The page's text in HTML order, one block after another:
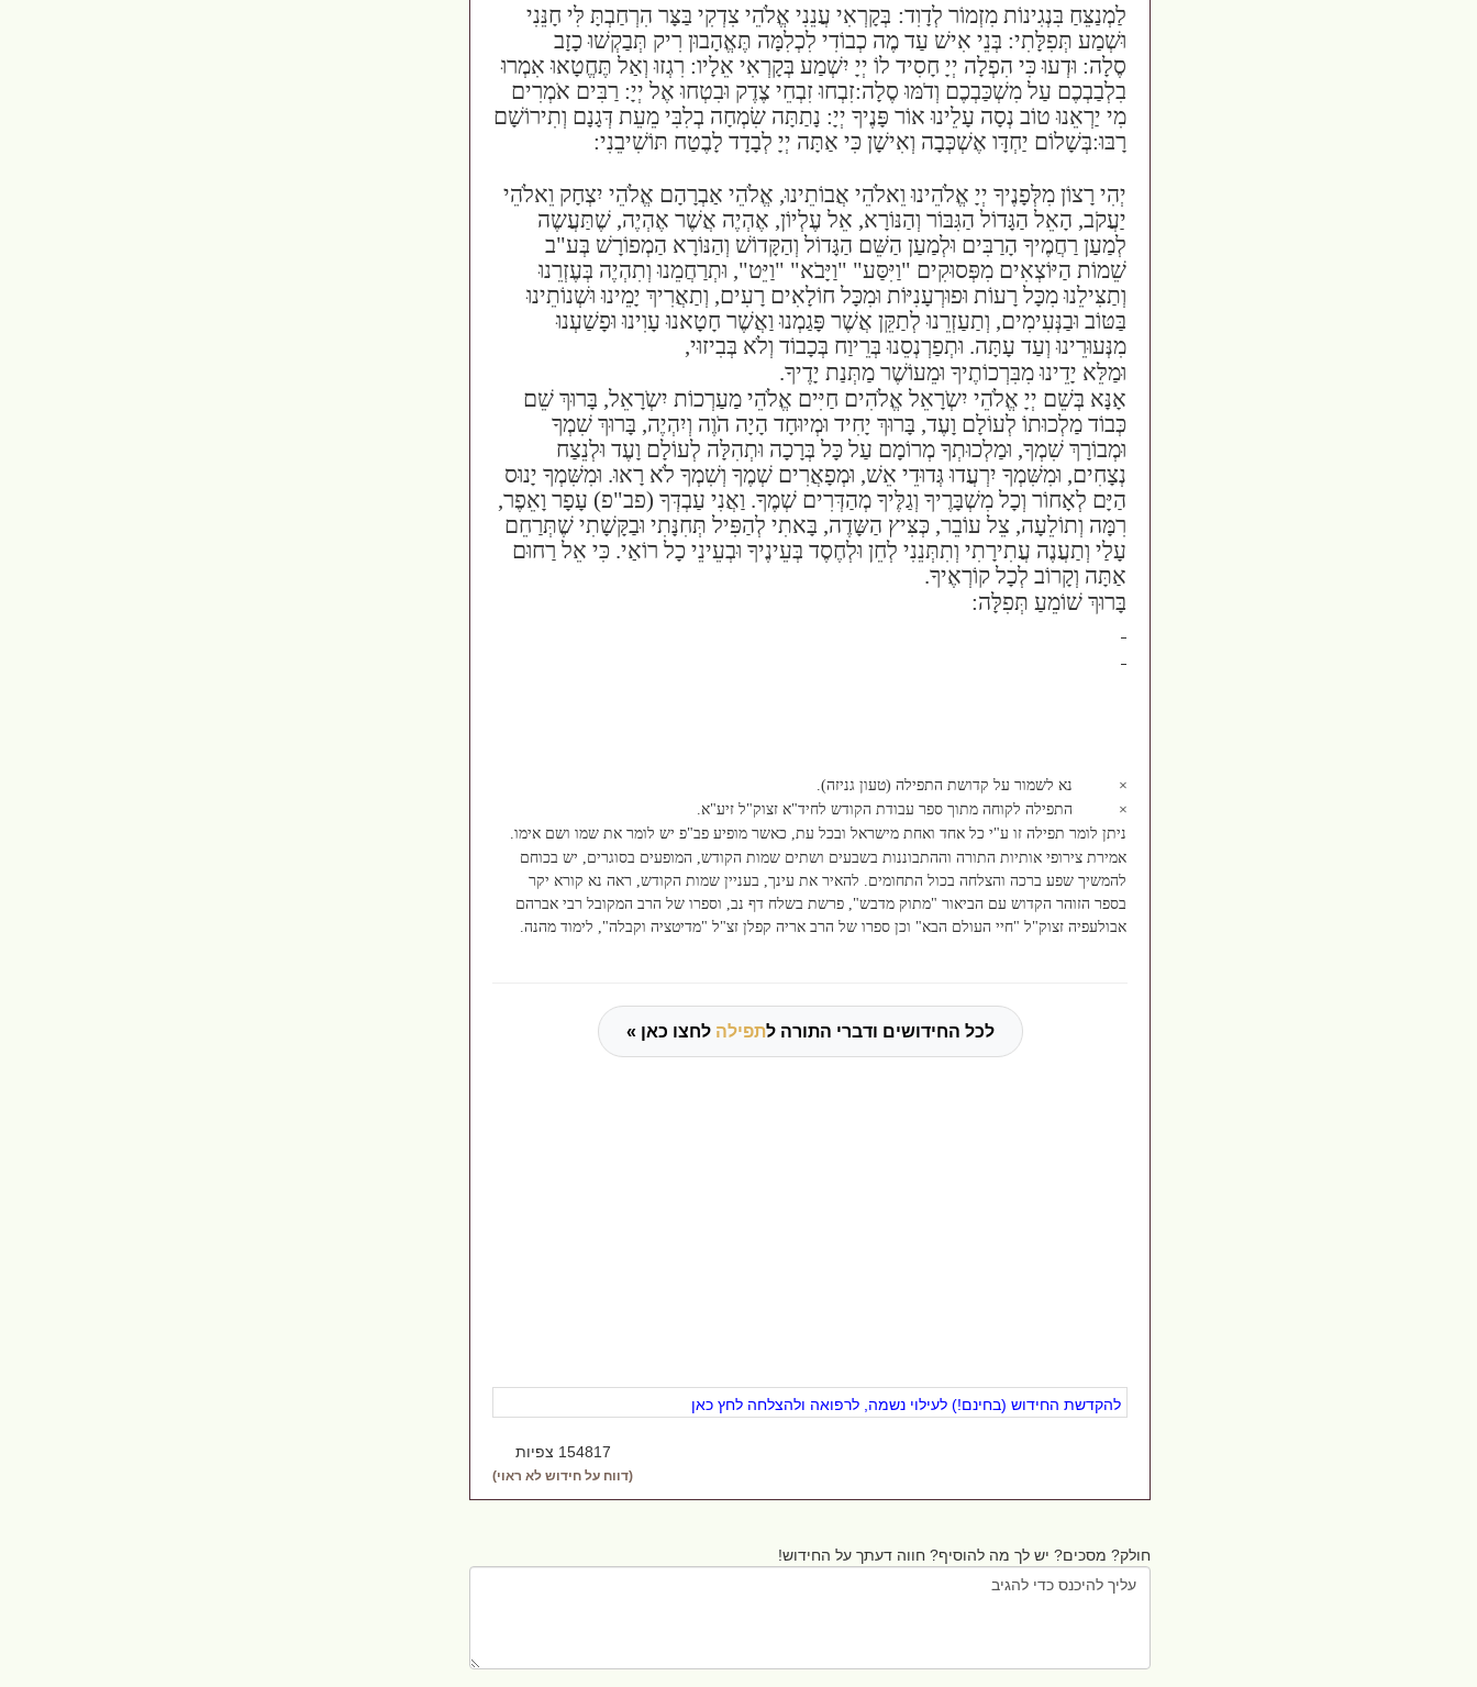
לַמְנַצֵּחַ בִּנְגִינוֹת מִזְמוֹר לְדָוִד: בְּקָרְאִי עֲנֵנִי אֱלֹהֵי צִדְקִי בַּצָּר הִרְחַבְתָּ לִּי חָנֵּנִי
וּשְׁמַע תְּפִלָּתִי: בְּנֵי אִישׁ עַד מֶה כְבוֹדִי לִכְלִמָּה תֶּאֱהָבוּן רִיק תְּבַקְשׁוּ כָזָב
סֶלָה: וּדְעוּ כִּי הִפְלָה יְיָ חָסִיד לוֹ יְיָ יִשְׁמַע בְּקָרְאִי אֵלָיו: רִגְזוּ וְאַל תֶּחֱטָאוּ אִמְרוּ
בִלְבַבְכֶם עַל מִשְׁכַּבְכֶם וְדֹמּוּ סֶלָה:זִבְחוּ זִבְחֵי צֶדֶק וּבִטְחוּ אֶל יְיָ: רַבִּים אֹמְרִים
מִי יַרְאֵנוּ טוֹב נְסָה עָלֵינוּ אוֹר פָּנֶיךָ יְיָ: נָתַתָּה שִׂמְחָה בְלִבִּי מֵעֵת דְּגָנָם וְתִירוֹשָׁם
רָבּוּ:בְּשָׁלוֹם יַחְדָּו אֶשְׁכְּבָה וְאִישָׁן כִּי אַתָּה יְיָ לְבָדָד לָבֶטַח תּוֹשִׁיבֵנִי:
יְהִי רָצוֹן מִלְּפָנֶיךָ יְיָ אֱלֹהֵינוּ וֵאלֹהֵי אֲבוֹתֵינוּ, אֱלֹהֵי אַבְרָהָם אֱלֹהֵי יִצְחָק וֵאלֹהֵי
יַעֲקֹב, הָאֵל הַגָּדוֹל הַגִּבּוֹר וְהַנּוֹרָא, אֵל עֶלְיוֹן, אֶהְיֶה אֲשֶׁר אֶהְיֶה, שֶׁתַּעֲשֶה
לְמַעַן רַחֲמֶיךָ הָרַבִּים וּלְמַעַן הַשֵּׁם הַגָּדוֹל וְהַקָּדוֹשׁ וְהַנּוֹרָא הַמְפוֹרָשׁ בְּע"ב
שֵׁמוֹת הַיּוֹצְאִים מִפְּסוּקִים "וַיִּסַּע" "וַיָּבֹא" "וַיֵּט", וּתְרַחֲמֵנוּ וְתִהְיֶה בְּעֶזְרֵנוּ
וְתַצִּילֵנוּ מִכָּל רָעוֹת וּפוּרְעָנִיּוֹת וּמִכָּל חוֹלָאִים רָעִים, וְתַאֲרִיךְ יָמֵינוּ וּשְׁנוֹתֵינוּ
בַּטּוֹב וּבַנְּעִימִים, וְתַעַזְרֵנוּ לְתַקֵּן אֲשֶׁר פָּגַמְנוּ וַאֲשֶׁר חָטָאנוּ עָוִינוּ וּפָשַׁעְנוּ
מִנְּעוּרֵינוּ וְעַד עָתָּה. וּתְפַרְנְסֵנוּ בְּרֵיוַח בְּכָבוֹד וְלֹא בְּבִיזוּי,
וּמַלֵּא יָדֵינוּ מִבִּרְכוֹתֶיךָ וּמֵעוֹשֶׁר מַתְּנַת יָדֶיךָ.
אָנָּא בְּשֵׁם יְיָ אֱלֹהֵי יִשְֹרָאֵל אֱלֹהִים חַיִּים אֱלֹהֵי מַעַרְכוֹת יִשְֹרָאֵל, בָּרוּךְ שֵׁם
כְּבוֹד מַלְכוּתוֹ לְעוֹלָם וָעֶד, בָּרוּךְ יָחִיד וּמְיוּחָד הָיָה הֹוֶה וְיִהְיֶה, בָּרוּךְ שִׁמְךָ
וּמְבוֹרָךְ שִׁמְךָ, וּמַלְכוּתְךָ מְרוֹמָם עַל כָּל בְּרָכָה וּתְהִלָּה לְעוֹלָם וָעֶד וּלְנֵצַח
נְצָחִים, וּמִשִּׁמְךָ יִרְעֲדוּ גְּדוּדֵי אֵשׁ, וּמְפָאֲרִים שְׁמֶךָ וְשִׁמְךָ לֹא רָאוּ. וּמִשִּׁמְךָ יָנוּס
הַיָּם לְאָחוֹר וְכָל מִשְׁבָּרֶיךָ וְגַלֶּיךָ מְהַדְּרִים שְׁמֶךָ. וַאֲנִי עַבְדְּךָ (פב"פ) עָפָר וָאֵפֶר,
רִמָּה וְתוֹלֵעָה, צֵל עוֹבֵר, כְּצִּיץ הַשָּדֶה, בָּאתִי לְהַפִּיל תְּחִנָּתִי וּבַקָּשָׁתִי שֶׁתְּרַחֵם
עָלַי וְתַעֲנֶה עֲתִירָתִי וְתִתְּנֵנִי לְחֵן וּלְחֶסֶד בְּעֵינֶיךָ וּבְעֵינֵי כָל רוֹאַי. כִּי אֵל רַחוּם
אַתָּה וְקָרוֹב לְכָל קוֹרְאֶיךָ.
בָּרוּךְ שׁוֹמֵעַ תְּפִלָּה:
×
נא לשמור על קדושת התפילה (טעון גניזה).
×
התפילה לקוחה מתוך ספר עבודת הקודש לחיד"א זצוק"ל זיע"א.
ניתן לומר תפילה זו ע"י כל אחד ואחת מישראל ובכל עת, כאשר מופיע פב"פ יש לומר את שמו ושם אימו.
אמירת צירופי אותיות התורה וההתבוננות בשבעים ושתים שמות הקודש, המופעים בסוגרים, יש בכוחם
להמשיך שפע ברכה והצלחה בכול התחומים. להאיר את עינך, בעניין שמות הקודש, ראה נא קורא יקר
בספר הזוהר הקדוש עם הביאור "מתוק מדבש", פרשת בשלח דף נב, וספרו של הרב המקובל רבי אברהם
אבולעפיה זצוק"ל "חיי העולם הבא" וכן ספרו של הרב אריה קפלן זצ"ל "מדיטציה וקבלה", לימוד מהנה.
לכל החידושים ודברי התורה לתפילה לחצו כאן »
להקדשת החידוש (בחינם!) לעילוי נשמה, לרפואה ולהצלחה לחץ כאן
154817 צפיות
(דווח על חידוש לא ראוי)
חולק? מסכים? יש לך מה להוסיף? חווה דעתך על החידוש!